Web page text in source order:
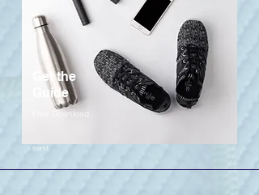
them!
Get the
Guide
Free Download